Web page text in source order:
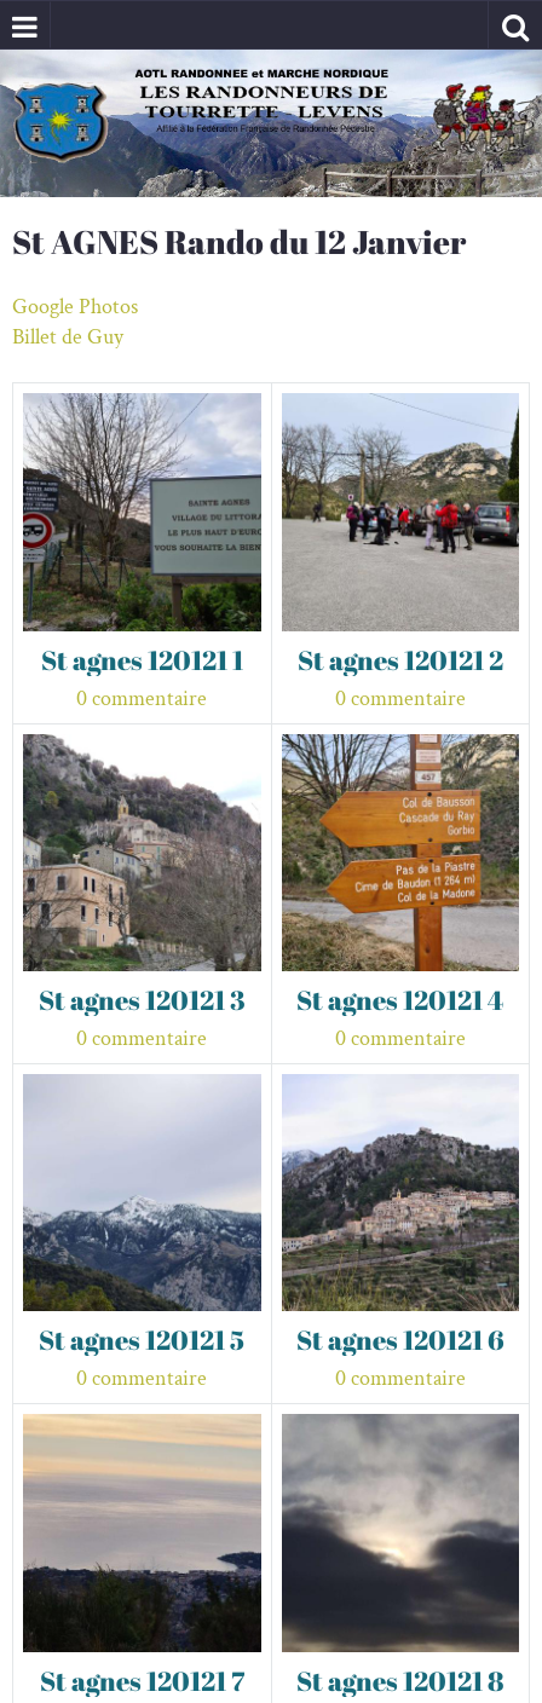
St AGNES Rando du 12 Janvier
Google Photos
Billet de Guy
St agnes 120121 1
0 commentaire
St agnes 120121 2
0 commentaire
St agnes 120121 3
0 commentaire
St agnes 120121 4
0 commentaire
St agnes 120121 5
0 commentaire
St agnes 120121 6
0 commentaire
St agnes 120121 7 St agnes 120121 8